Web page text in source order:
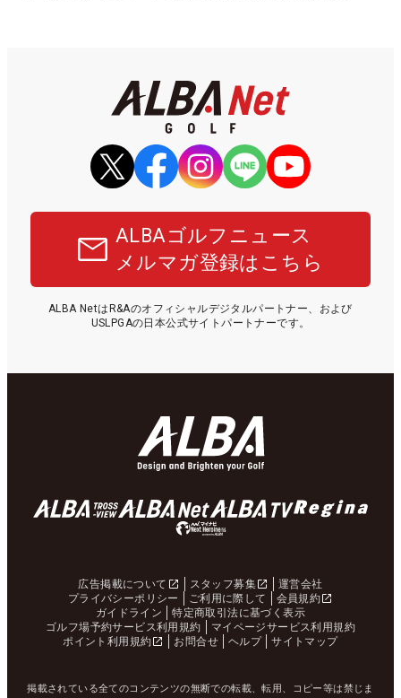
ALBAゴルフニュース
メルマガ登録はこちら
ALBA NetはR&Aのオフィシャルデジタルパートナー、および
USLPGAの日本公式サイトパートナーです。
広告掲載について スタッフ募集
運営会社
プライバシーポリシー
ご利用に際して
会員規約
ガイドライン
特定商取引法に基づく表示
ゴルフ場予約サービス利用規約
マイページサービス利用規約
ポイント利用規約
お問合せ ヘルプ サイトマップ
掲載されている全てのコンテンツの無断での転載、転用、コピー等は禁じま